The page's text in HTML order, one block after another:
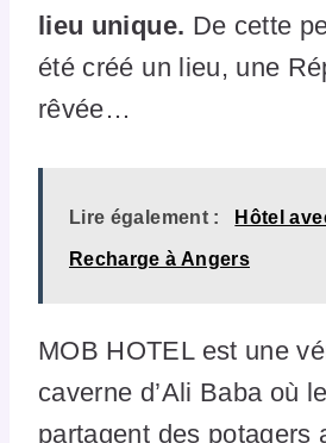
lieu unique. De cette
été créé un lieu, une
rêvée…
Lire également : Hôtel
Recharge à Angers
MOB HOTEL est une
caverne d’Ali Baba où
partagent des potagers